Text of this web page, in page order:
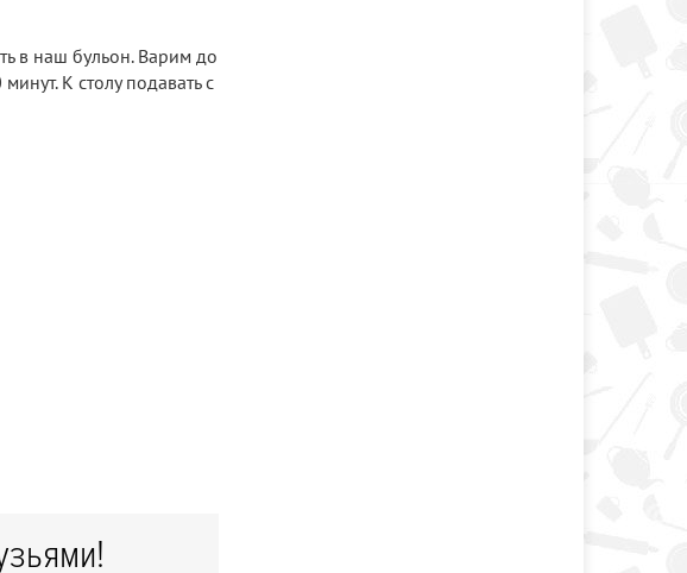
в наш бульон. Варим до
К столу подавать с